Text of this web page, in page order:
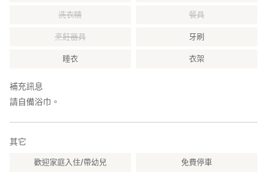
洗衣精 餐具
烹飪器具 牙刷
睡衣 衣架
補充訊息
請自備浴巾。
其它
歡迎家庭入住/帶幼兒 免費停車